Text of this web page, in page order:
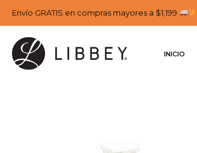
Envío GRATIS en compras mayores a $1,199
INICIO